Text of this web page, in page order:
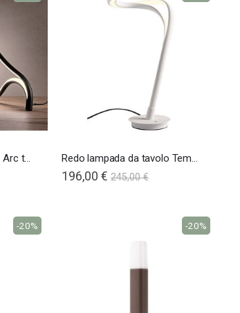
Redo lampada da tavolo Arc tempest
196,00 € 245,00 €
-20% -20%